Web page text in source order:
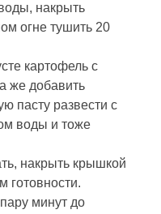
накрыть
огне тушить 20
картофель с
же добавить
пасту развести с
воды и тоже
накрыть крышкой
готовности.
минут до